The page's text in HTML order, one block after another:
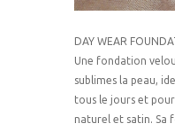
DAY WEAR
Une fondation
sublimes la peau,
tous le jours et
naturel et satin. Sa